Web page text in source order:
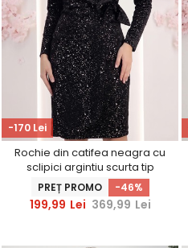
-170 Lei
Rochie din catifea neagra cu
sclipici argintiu scurta tip
creion cu decolteu petrecut -
StarShinerS
PREȚ PROMO -46%
199,99 Lei 369,99 Lei